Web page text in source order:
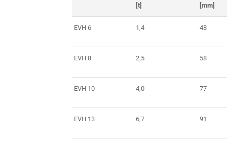
[t]
[mm]
EVH 6 1,4 48
EVH 8 2,5 58
EVH 10 4,0 77
EVH 13 6,7 91